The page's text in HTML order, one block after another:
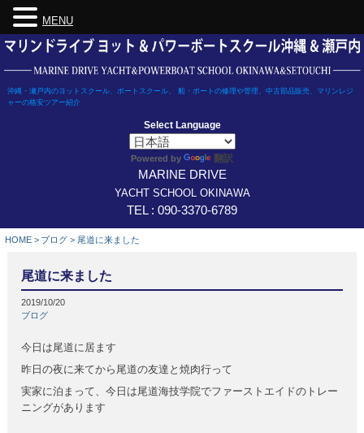
Skip
content
沖縄・瀬戸内のヨットスクール、ボートスクール、 船・ボートの修理や管理、中古部品販売、マリンレジ
ャーの格安ツアー紹介
Select Language
Powered by 翻訳
MARINE DRIVE
YACHT SCHOOL OKINAWA
TEL : 090-3370-6789
HOME > ブログ > 尾道に来ました
尾道に来ました
2019/10/20
ブログ
今日は尾道に居ます
昨日の夜に来てから尾道の友達と焼肉行って
実家に泊まって、今日は尾道海技学院でファーストエイドのトレー
ニングがあります
MENU